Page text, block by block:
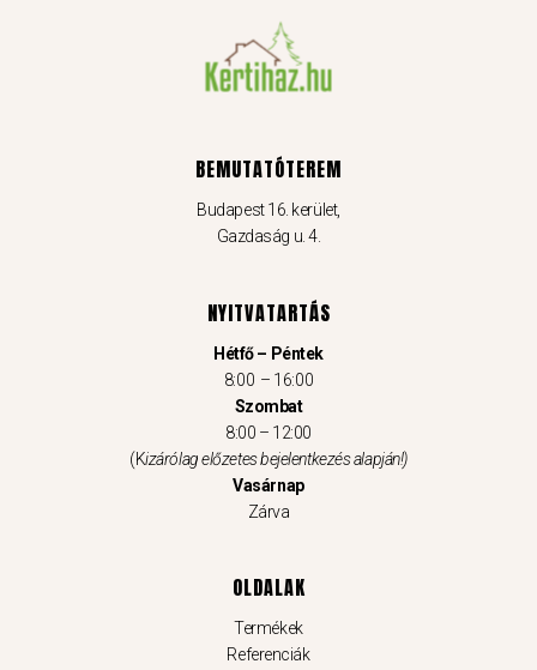
BEMUTATÓTEREM
Budapest 16. kerület,
Gazdaság u. 4.
NYITVATARTÁS
Hétfő – Péntek
8:00 – 16:00
Szombat
8:00 – 12:00
(Kizárólag előzetes bejelentkezés alapján!)
Vasárnap
Zárva
OLDALAK
Termékek
Referenciák